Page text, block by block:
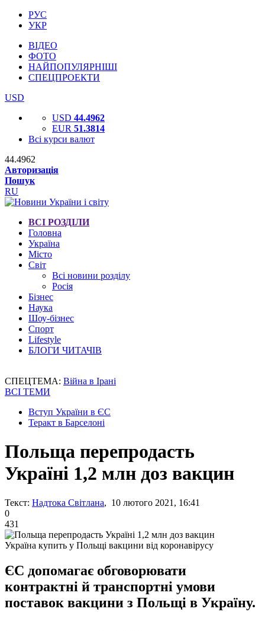
РУС
УКР
ВІДЕО
ФОТО
НАЙПОПУЛЯРНІШІ
СПЕЦПРОЕКТИ
USD
USD 44.4962
EUR 51.3814
Всі курси валют
44.4962
Авторизація
Пошук
RU
ВСІ РОЗДІЛИ
Головна
Україна
Місто
Світ
Всі новини розділу
Росія
Бізнес
Наука
Шоу-бізнес
Спорт
Lifestyle
БЛОГИ ЧИТАЧІВ
СПЕЦТЕМА: Війна в Ірані
ВСІ ТЕМИ
Вступ України в ЄС
Теракт в Барселоні
Польща перепродасть
Україні 1,2 млн доз вакцин
Текст: Надтока Світлана, 10 лютого 2021, 16:41
0
431
Україна купить у Польщі вакцини від коронавірусу
ЄС допомагає обговорювати
контрактні й транспортні умови
поставок вакцини з Польщі в Україну.